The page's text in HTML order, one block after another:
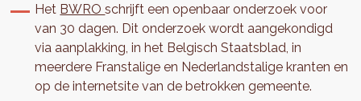
Het BWROschrijft een openbaar onderzoek voor
van 30 dagen. Dit onderzoek wordt aangekondigd
via aanplakking, in het Belgisch Staatsblad, in
meerdere Franstalige en Nederlandstalige kranten en
op de internetsite van de betrokken gemeente.